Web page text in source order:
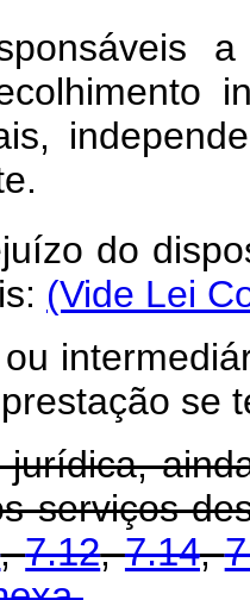
do
(Vide Lei
se
serviços
,7.12,7.14,